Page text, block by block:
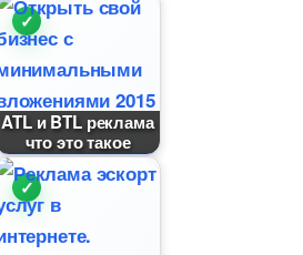
ATL и BTL реклама
что это такое